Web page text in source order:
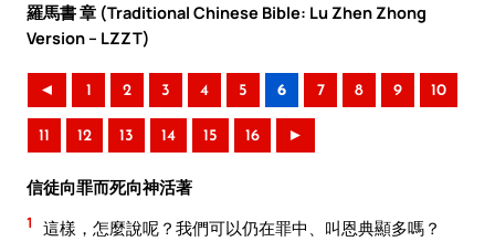
羅馬書 章 (Traditional Chinese Bible: Lu Zhen Zhong
Version – LZZT)
◄ 1 2 3 4 5 6 7 8 9 10
11 12 13 14 15 16 ►
信徒向罪而死向神活著
1 這樣，怎麼說呢？我們可以仍在罪中、叫恩典顯多嗎？